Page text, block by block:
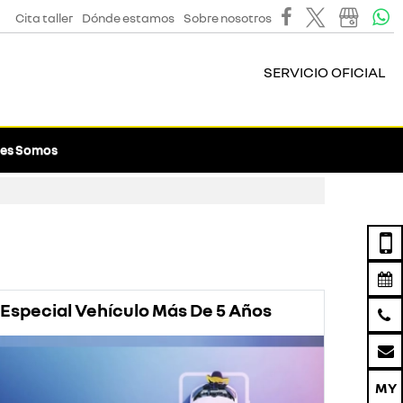
Cita taller Dónde estamos Sobre nosotros
SERVICIO OFICIAL
Somos
Especial Vehículo Más De 5 Años